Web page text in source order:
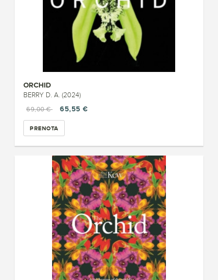
ORCHID
BERRY D. A. (2024)
69,00 €
65,55 €
PRENOTA